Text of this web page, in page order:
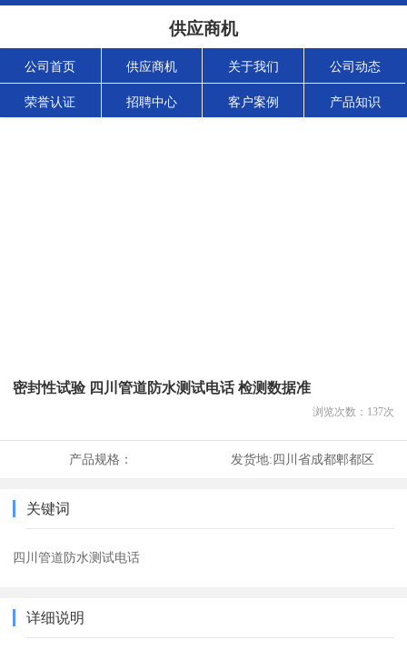
供应商机
公司首页 供应商机 关于我们 公司动态
荣誉认证 招聘中心 客户案例 产品知识
密封性试验 四川管道防水测试电话 检测数据准
浏览次数： 137次
产品规格： 发货地:四川省成都郫都区
关键词
四川管道防水测试电话
详细说明